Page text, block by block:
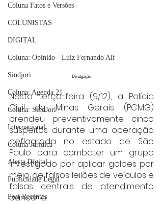
Coluna Fatos e Versões
COLUNISTAS
DIGITAL
Coluna: Opinião - Luiz Fernando Alf
Sindjori
Coluna: Agenda 21
Coluna: SindJori
Internacional
Coluna Jurídica
Alerta Digital
Publicidade Legal
Post Recentes
Divulgação
Nesta terça-feira (9/12), a Polícia
Civil de Minas Gerais (PCMG)
prendeu preventivamente cinco
suspeitos durante uma operação
deflagrada no estado de São
Paulo para combater um grupo
investigado por aplicar golpes por
meio de falsos leilões de veículos e
falsas centrais de atendimento
bancário.